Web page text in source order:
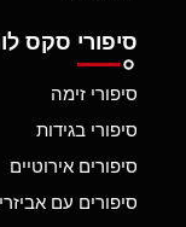
סיפורי סקס
סיפורי זימה
סיפורי בגידות
סיפורים אירוטיים
סיפורים עם